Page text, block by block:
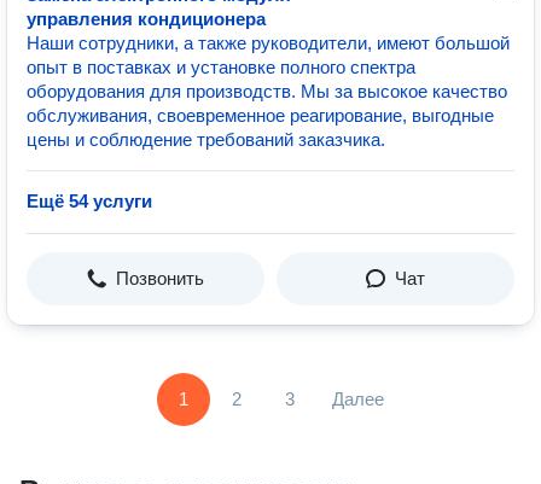
управления кондиционера
Наши сотрудники, а также руководители, имеют большой
опыт в поставках и установке полного спектра
оборудования для производств. Мы за высокое качество
обслуживания, своевременное реагирование, выгодные
цены и соблюдение требований заказчика.
Ещё 54 услуги
Позвонить Чат
1 2 3 Далее